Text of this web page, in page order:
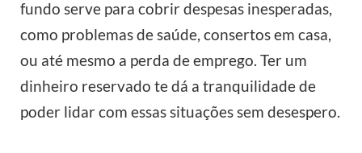
fundo serve para cobrir despesas inesperadas,
como problemas de saúde, consertos em casa,
ou até mesmo a perda de emprego. Ter um
dinheiro reservado te dá a tranquilidade de
poder lidar com essas situações sem desespero.